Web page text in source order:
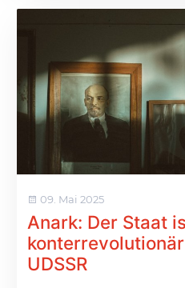
09. Mai 2025
Anark: Der Staat
UDSSR